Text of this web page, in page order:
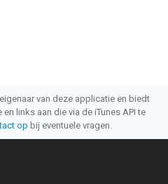
van deze applicatie en biedt
links aan die via de iTunes API te
op bij eventuele vragen.